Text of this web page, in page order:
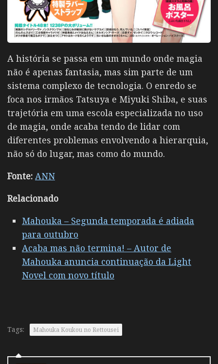
A história se passa em um mundo onde magia
não é apenas fantasia, mas sim parte de um
sistema complexo de tecnologia. O enredo se
foca nos irmãos Tatsuya e Miyuki Shiba, e suas
trajetória em uma escola especializada no uso
de magia, onde acaba tendo de lidar com
diferentes problemas envolvendo a hierarquia,
não só do lugar, mas como do mundo.
Fonte: ANN
Relacionado
Mahouka – Segunda temporada é adiada
para outubro
Acaba mas não termina! – Autor de
Mahouka anuncia continuação da Light
Novel com novo título
Tags: Mahouka Koukou no Rettousei